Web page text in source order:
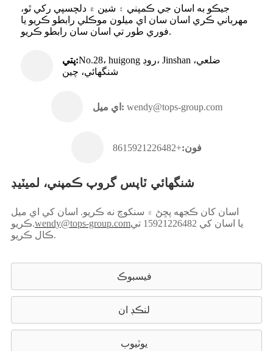
جيڪو به اسان جي ڪمپني ۽ شين ۾ دلچسپي رکي ٿو،
مهرباني ڪري اسان سان اي ميلون موڪلي رابطو ڪريو يا
فوري طور تي اسان سان رابطو ڪريو.
پتي:No.28، huigong روڊ، Jinshan ضلعي،
شنگھائي، چين
اي ميل: wendy@tops-group.com
فون:+8615921226482
شنگھائي ٽاپس گروپ ڪمپني، لميٽيڊ
اسان کان ڪجهه پڇڻ ۾ سنکوچ نه ڪريو. اسان کي اي ميل
ڪريو.wendy@tops-group.comيا اسان کي 15921226482 تي
ڪال ڪريو.
فيسبوڪ
لنڪڊ ان
يوٽيوب